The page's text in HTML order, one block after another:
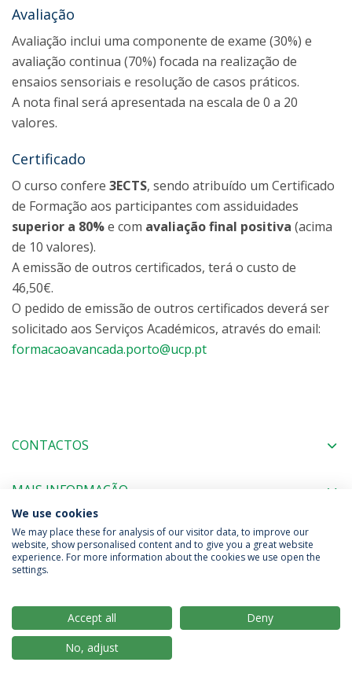
Avaliação
Avaliação inclui uma componente de exame (30%) e
avaliação continua (70%) focada na realização de
ensaios sensoriais e resolução de casos práticos.
A nota final será apresentada na escala de 0 a 20
valores.
Certificado
O curso confere 3ECTS, sendo atribuído um Certificado
de Formação aos participantes com assiduidades
superior a 80%e com avaliação final positiva (acima
de 10 valores).
A emissão de outros certificados, terá o custo de
46,50€.
O pedido de emissão de outros certificados deverá ser
solicitado aos Serviços Académicos, através do email:
formacaoavancada.porto@ucp.pt
CONTACTOS
MAIS INFORMAÇÃO
Política de Privacidade
Termos & Condições
© 2026 Universidade Católica Portuguesa
We use cookies
We may place these for analysis of our visitor data, to improve our
website, show personalised content and to give you a great website
experience. For more information about the cookies we use open the
settings.
Accept all
Deny
No, adjust